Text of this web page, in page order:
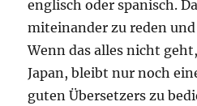
englisch oder spanisch.
miteinander zu reden
Wenn das alles nicht
Japan, bleibt nur noch
guten Übersetzers zu